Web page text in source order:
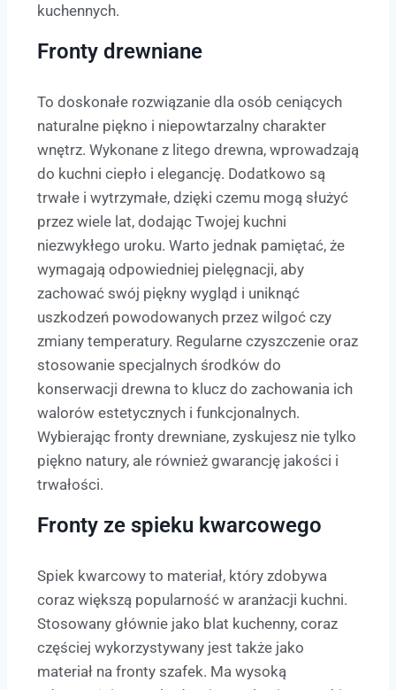
kuchennych.
Fronty drewniane
To doskonałe rozwiązanie dla osób ceniących
naturalne piękno i niepowtarzalny charakter
wnętrz. Wykonane z litego drewna, wprowadzają
do kuchni ciepło i elegancję. Dodatkowo są
trwałe i wytrzymałe, dzięki czemu mogą służyć
przez wiele lat, dodając Twojej kuchni
niezwykłego uroku. Warto jednak pamiętać, że
wymagają odpowiedniej pielęgnacji, aby
zachować swój piękny wygląd i uniknąć
uszkodzeń powodowanych przez wilgoć czy
zmiany temperatury. Regularne czyszczenie oraz
stosowanie specjalnych środków do
konserwacji drewna to klucz do zachowania ich
walorów estetycznych i funkcjonalnych.
Wybierając fronty drewniane, zyskujesz nie tylko
piękno natury, ale również gwarancję jakości i
trwałości.
Fronty ze spieku kwarcowego
Spiek kwarcowy to materiał, który zdobywa
coraz większą popularność w aranżacji kuchni.
Stosowany głównie jako blat kuchenny, coraz
częściej wykorzystywany jest także jako
materiał na fronty szafek. Ma wysoką